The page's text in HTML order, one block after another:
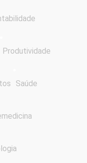
Produtividade
Saúde